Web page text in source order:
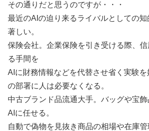
その通りだと思うのですが・・・
最近のAIの迫り来るライバルとしての
著しい。
保険会社。企業保険を引き受ける際、
る手間を
AIに財務情報などを代替させ省く実験
の部署に人は必要なくなる。
中古ブランド品流通大手。バッグや宝
AIに任せる。
自動で偽物を見抜き商品の相場や在庫